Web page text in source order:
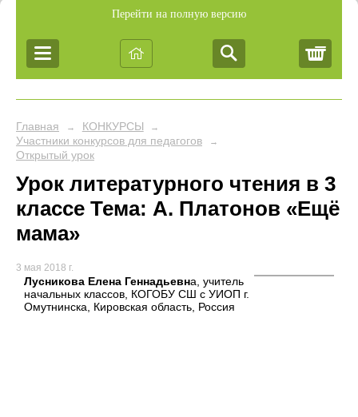
Перейти на полную версию
Главная → КОНКУРСЫ →
Участники конкурсов для педагогов →
Открытый урок
Урок литературного чтения в 3
классе Тема: А. Платонов «Ещё
мама»
3 мая 2018 г.
Лусникова Елена Геннадьевна, учитель
начальных классов, КОГОБУ СШ с УИОП г.
Омутнинска, Кировская область, Россия